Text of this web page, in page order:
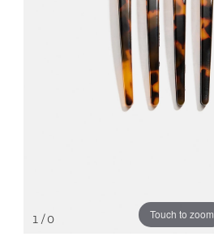
Touch to zoom
1 / 0